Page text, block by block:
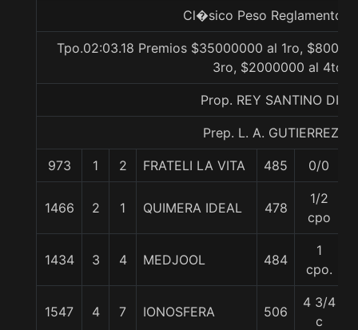
Cl�sico Peso Reglamento
Tpo.02:03.18 Premios $35000000 al 1ro,
3ro, $2000000 al 4to
Prop. REY SANTINO DIEZ
Prep. L. A. GUTIERREZ P.
973 1 2 FRATELI LA VITA 485 0/0
1466 2 1 QUIMERA IDEAL 478
1/2
cpo
1434 3 4 MEDJOOL 484
1
cpo.
1547 4 7 IONOSFERA 506
4 3/4
c